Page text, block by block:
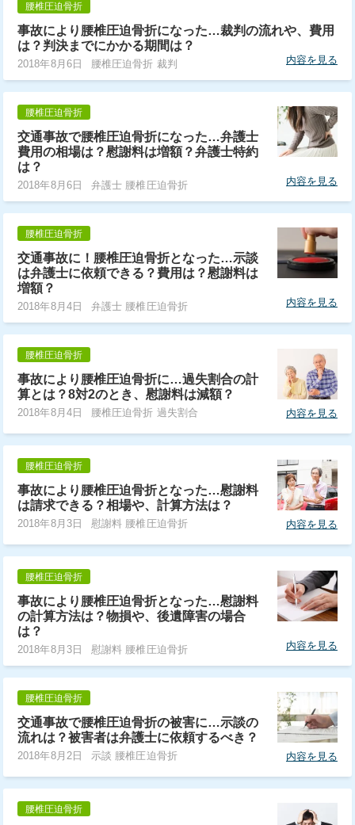
腰椎圧迫骨折
事故により腰椎圧迫骨折になった…裁判の流れや、費用
は？判決までにかかる期間は？
2018年8月6日 腰椎圧迫骨折 裁判 内容を見る
腰椎圧迫骨折
交通事故で腰椎圧迫骨折になった…弁護士
費用の相場は？慰謝料は増額？弁護士特約
は？
2018年8月6日 弁護士 腰椎圧迫骨折 内容を見る
腰椎圧迫骨折
交通事故に！腰椎圧迫骨折となった…示談
は弁護士に依頼できる？費用は？慰謝料は
増額？
2018年8月4日 弁護士 腰椎圧迫骨折 内容を見る
腰椎圧迫骨折
事故により腰椎圧迫骨折に…過失割合の計
算とは？8対2のとき、慰謝料は減額？
2018年8月4日 腰椎圧迫骨折 過失割合 内容を見る
腰椎圧迫骨折
事故により腰椎圧迫骨折となった…慰謝料
は請求できる？相場や、計算方法は？
2018年8月3日 慰謝料 腰椎圧迫骨折 内容を見る
腰椎圧迫骨折
事故により腰椎圧迫骨折となった…慰謝料
の計算方法は？物損や、後遺障害の場合
は？
2018年8月3日 慰謝料 腰椎圧迫骨折 内容を見る
腰椎圧迫骨折
交通事故で腰椎圧迫骨折の被害に…示談の
流れは？被害者は弁護士に依頼するべき？
2018年8月2日 示談 腰椎圧迫骨折 内容を見る
腰椎圧迫骨折